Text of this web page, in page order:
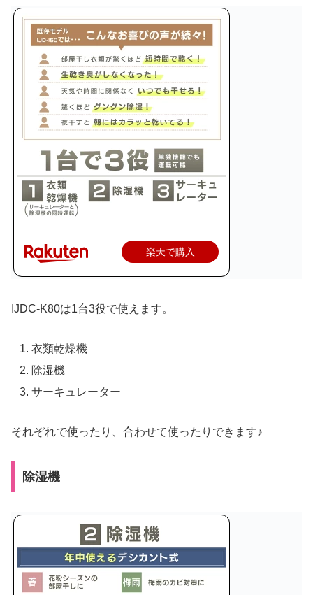
楽天で購入
IJDC-K80は1台3役で使えます。
衣類乾燥機
除湿機
サーキュレーター
それぞれで使ったり、合わせて使ったりできます♪
除湿機